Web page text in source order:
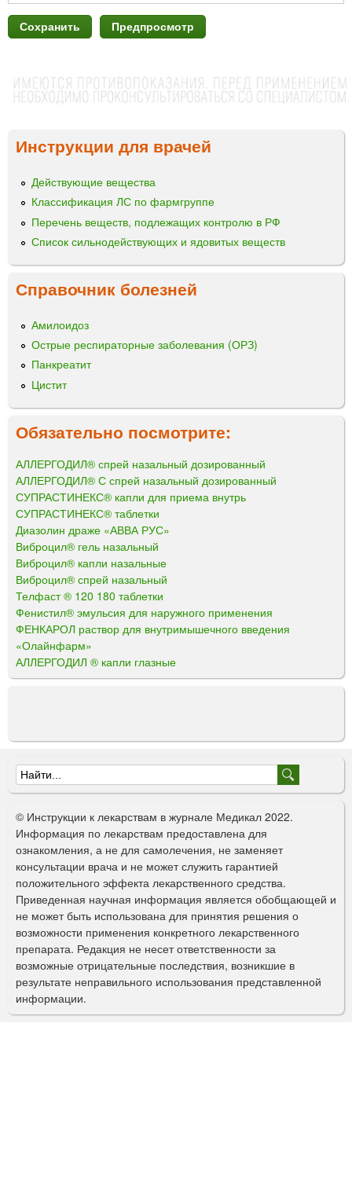
Инструкции для врачей
Действующие вещества
Классификация ЛС по фармгруппе
Перечень веществ, подлежащих контролю в РФ
Список сильнодействующих и ядовитых веществ
Справочник болезней
Амилоидоз
Острые респираторные заболевания (ОРЗ)
Панкреатит
Цистит
Обязательно посмотрите:
АЛЛЕРГОДИЛ® спрей назальный дозированный
АЛЛЕРГОДИЛ® С спрей назальный дозированный
СУПРАСТИНЕКС® капли для приема внутрь
СУПРАСТИНЕКС® таблетки
Диазолин драже «АВВА РУС»
Виброцил® гель назальный
Виброцил® капли назальные
Виброцил® спрей назальный
Телфаст ® 120 180 таблетки
Фенистил® эмульсия для наружного применения
ФЕНКАРОЛ раствор для внутримышечного введения
«Олайнфарм»
АЛЛЕРГОДИЛ ® капли глазные
Ф
о
р
м
а
п
о
и
с
к
© Инструкции к лекарствам в журнале Медикал 2022.
Информация по лекарствам предоставлена для
ознакомления, а не для самолечения, не заменяет
консультации врача и не может служить гарантией
положительного эффекта лекарственного средства.
Приведенная научная информация является обобщающей и
не может быть использована для принятия решения о
возможности применения конкретного лекарственного
препарата. Редакция не несет ответственности за
возможные отрицательные последствия, возникшие в
результате неправильного использования представленной
информации.